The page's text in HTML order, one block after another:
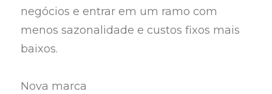
negócios e entrar em um ramo com
menos sazonalidade e custos fixos mais
baixos.
Nova marca